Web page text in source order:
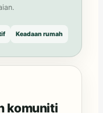
Keadaan rumah
komuniti